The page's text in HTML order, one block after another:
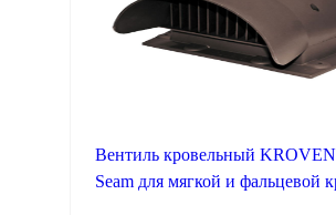
Вентиль кровельный
Seam для мягкой и фальцевой